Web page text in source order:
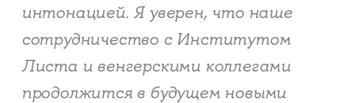
интонацией. Я уверен, что наше
сотрудничество с Институтом
Листа и венгерскими коллегами
продолжится в будущем новыми